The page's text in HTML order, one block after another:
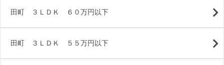
田町 ３ＬＤＫ ６０万円以下
田町 ３ＬＤＫ ５５万円以下